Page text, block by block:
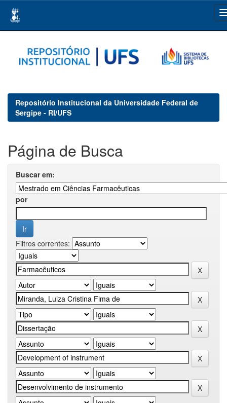
navigation
Repositório Institucional da Universidade Federal de
Sergipe - RI/UFS
Página de Busca
Buscar em:
por
Filtros correntes: